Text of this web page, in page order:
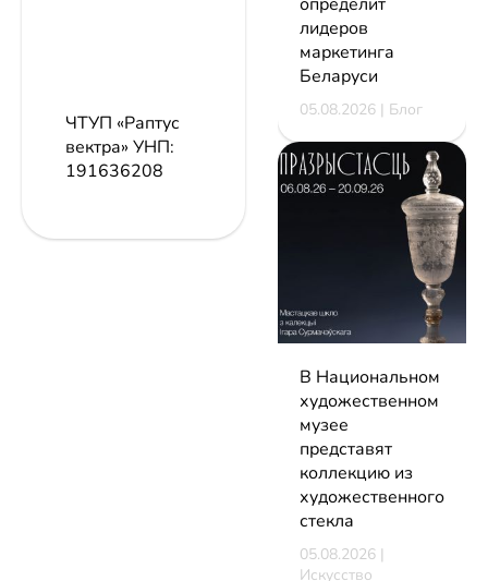
ЧТУП «Раптус
вектра» УНП:
191636208
лидеров
маркетинга
Беларуси
05.08.2026 | Блог
В Национальном
художественном
музее
представят
коллекцию из
художественного
стекла
05.08.2026 |
Искусство